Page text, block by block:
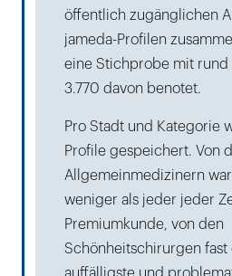
öffentlich zugänglichen
jameda-Profilen
eine Stichprobe mit rund
3.770 davon benotet.
Pro Stadt und Kategorie
Profile gespeichert. Von
Allgemeinmedizinern
weniger als jeder jeder
Premiumkunde, von den
Schönheitschirurgen fast